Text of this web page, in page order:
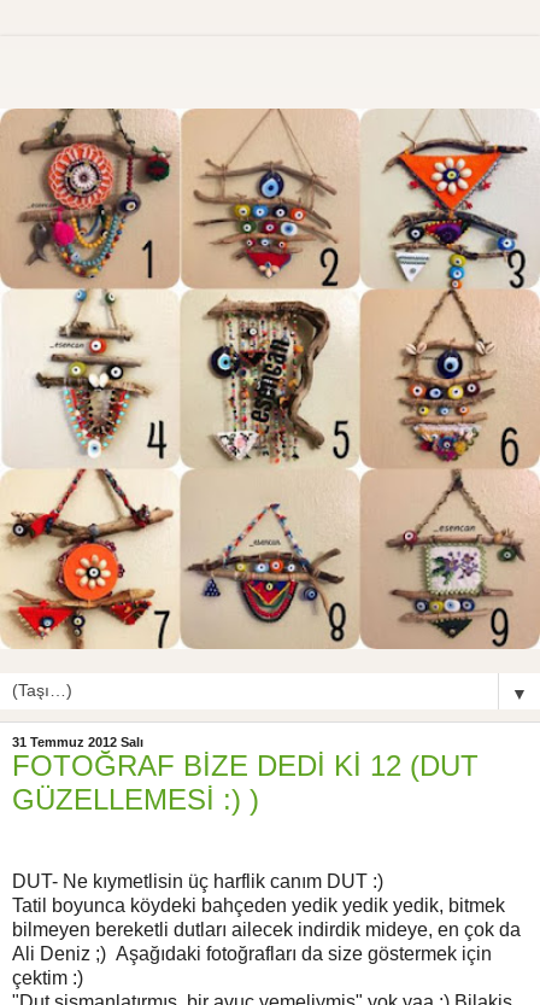
▼
31 Temmuz 2012 Salı
FOTOĞRAF BİZE DEDİ Kİ 12 (DUT
GÜZELLEMESİ :) )
DUT- Ne kıymetlisin üç harflik canım DUT :)
Tatil boyunca köydeki bahçeden yedik yedik yedik, bitmek
bilmeyen bereketli dutları ailecek indirdik mideye, en çok da
Ali Deniz ;) Aşağıdaki fotoğrafları da size göstermek için
çektim :)